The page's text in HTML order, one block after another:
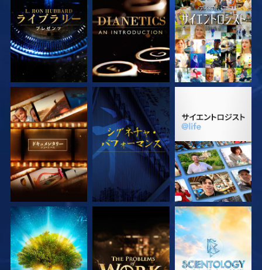
シリーズを探求 シリーズを探求 観る
シリーズを探求 観る シリーズを探求
シリーズを探求 シリーズを探求 シリーズを探求